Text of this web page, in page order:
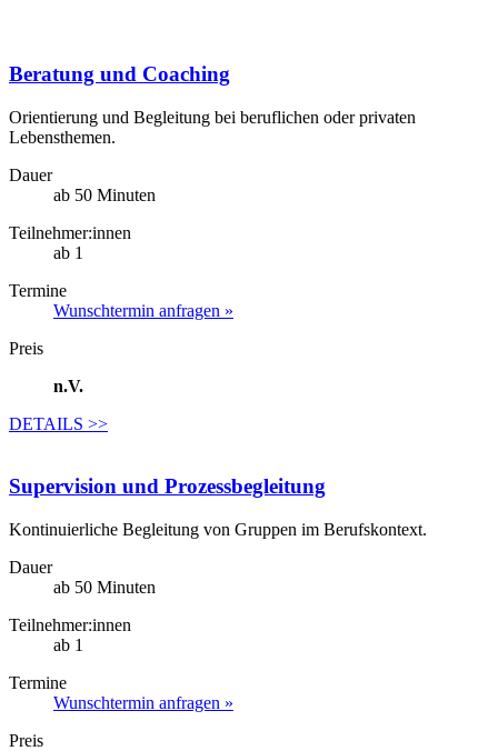
Beratung und Coaching
Orientierung und Begleitung bei beruflichen oder privaten
Lebensthemen.
Dauer
ab 50 Minuten
Teilnehmer:innen
ab 1
Termine
Wunschtermin anfragen »
Preis
n.V.
DETAILS >>
Supervision und Prozessbegleitung
Kontinuierliche Begleitung von Gruppen im Berufskontext.
Dauer
ab 50 Minuten
Teilnehmer:innen
ab 1
Termine
Wunschtermin anfragen »
Preis